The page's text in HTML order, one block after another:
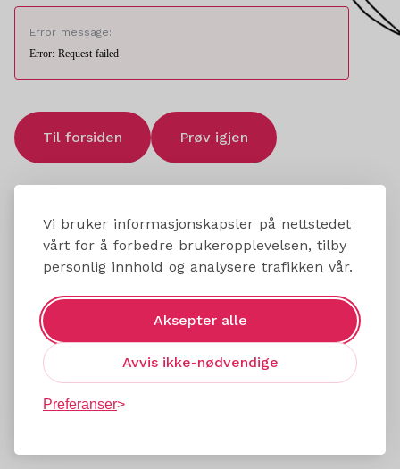
Vi bruker informasjonskapsler på nettstedet
vårt for å forbedre brukeropplevelsen, tilby
personlig innhold og analysere trafikken vår.
Aksepter alle
Avvis ikke-nødvendige
Preferanser
Error message:
Error: Request failed
Til forsiden Prøv igjen